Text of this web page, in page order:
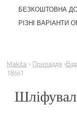
БЕЗКОШТОВНА
РІЗНІ ВАРІАНТИ
Makita › Приладдя ›
18661